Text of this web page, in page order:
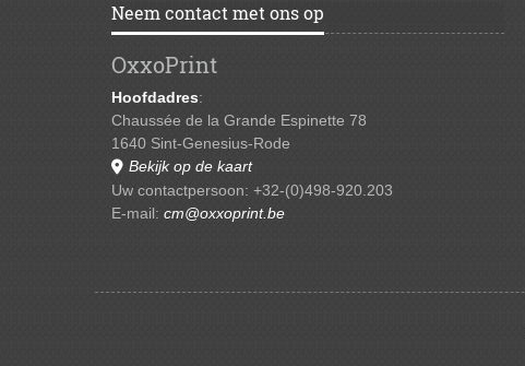
Neem contact met ons op
OxxoPrint
Hoofdadres:
Chaussée de la Grande Espinette 78
1640 Sint-Genesius-Rode
Bekijk op de kaart
Uw contactpersoon: +32-(0)498-920.203
E-mail: cm@oxxoprint.be